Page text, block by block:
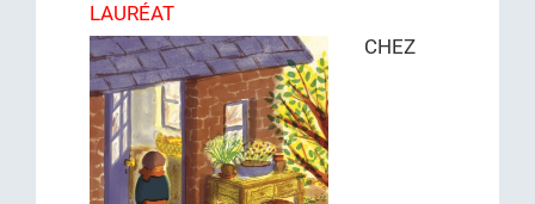
LAURÉAT
CHEZ